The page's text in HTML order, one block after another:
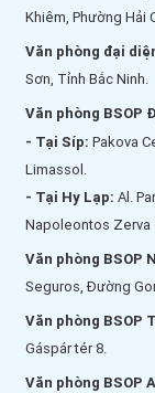
Khiêm, Phường Hải
Văn phòng đại
Sơn, Tỉnh Bắc Ninh.
Văn phòng BSOP
- Tại Síp: Pakova
Limassol.
- Tại Hy Lạp: Al.
Napoleontos Zerva
Văn phòng BSOP
Seguros, Đường
Văn phòng BSOP
Gáspár tér 8.
Văn phòng BSOP